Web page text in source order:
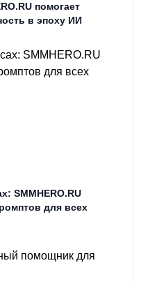
помогает
в эпоху ИИ
SMMHERO.RU
для всех